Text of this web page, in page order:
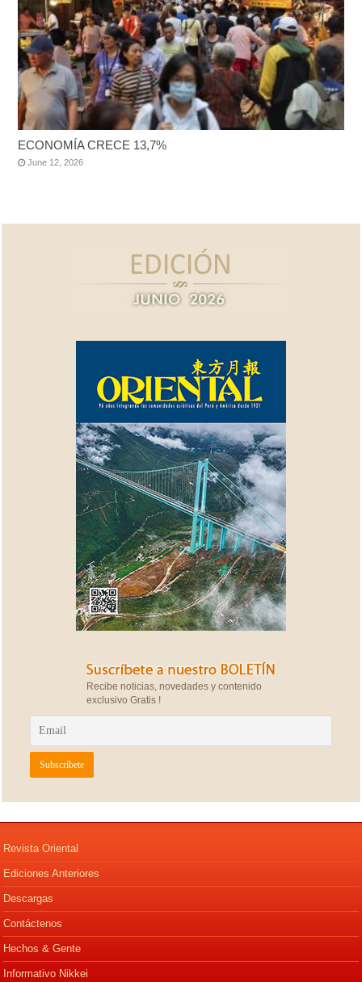
ECONOMÍA CRECE 13,7%
June 12, 2026
Recibe noticias, novedades y contenido
exclusivo Gratis !
Revista Oriental
Ediciones Anteriores
Descargas
Contáctenos
Hechos & Gente
Informativo Nikkei